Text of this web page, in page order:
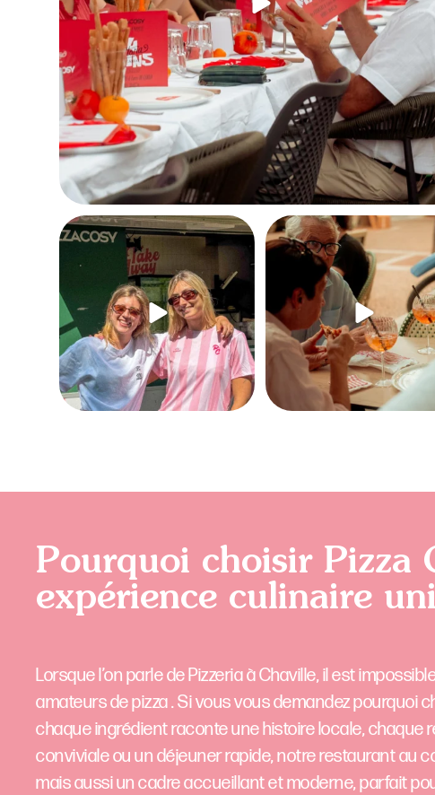
"Se détacher du chrono et vivre une
aventure
2438 9
Pour l`apéro, pour le déjeuner, pour la
0
Pourquoi choisir Pizza
expérience culinaire
Lorsque l’on parle de Pizzeria à Chaville, il est
amateurs de pizza . Si vous vous demandez pourquoi
chaque ingrédient raconte une histoire locale,
conviviale ou un déjeuner rapide, notre restaurant au
mais aussi un cadre accueillant et moderne, parfait